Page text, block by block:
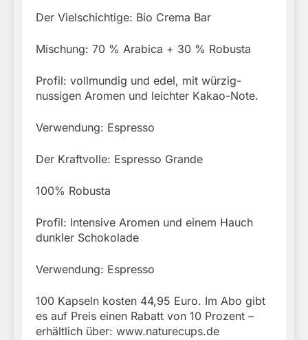
Der Vielschichtige: Bio Crema Bar
Mischung: 70 % Arabica + 30 % Robusta
Profil: vollmundig und edel, mit würzig-
nussigen Aromen und leichter Kakao-Note.
Verwendung: Espresso
Der Kraftvolle: Espresso Grande
100% Robusta
Profil: Intensive Aromen und einem Hauch
dunkler Schokolade
Verwendung: Espresso
100 Kapseln kosten 44,95 Euro. Im Abo gibt
es auf Preis einen Rabatt von 10 Prozent –
erhältlich über: www.naturecups.de